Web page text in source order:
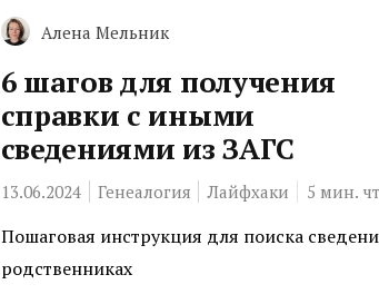
Алена Мельник
6 шагов для получения
справки с иными
сведениями из ЗАГС
13.06.2024 Генеалогия Лайфхаки 5 мин.
Пошаговая инструкция для поиска
родственниках